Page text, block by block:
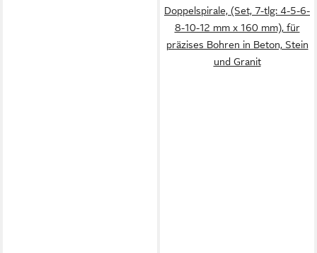
Doppelspirale, (Set, 7-tlg: 4-5-6-
8-10-12 mm x 160 mm), für
präzises Bohren in Beton, Stein
und Granit